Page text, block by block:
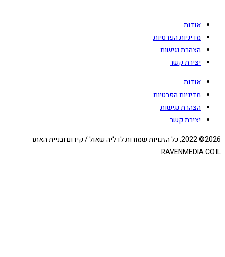
שמורות לדליה שאול / קידום ובניית האתר